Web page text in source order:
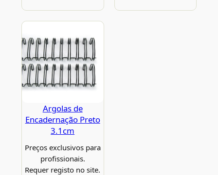
Argolas de
Encadernação Preto
3.1cm
Preços exclusivos para
profissionais.
Requer registo no site.